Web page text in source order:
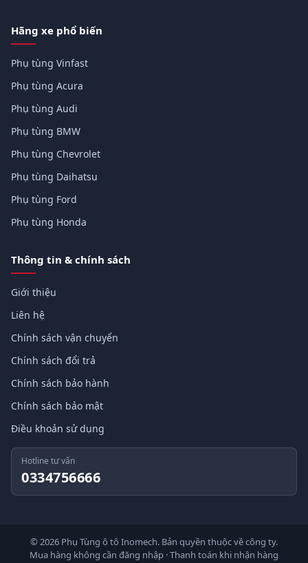
Hãng xe phổ biến
Phụ tùng Vinfast
Phụ tùng Acura
Phụ tùng Audi
Phụ tùng BMW
Phụ tùng Chevrolet
Phụ tùng Daihatsu
Phụ tùng Ford
Phụ tùng Honda
Thông tin & chính sách
Giới thiệu
Liên hệ
Chính sách vận chuyển
Chính sách đổi trả
Chính sách bảo hành
Chính sách bảo mật
Điều khoản sử dụng
Hotline tư vấn
0334756666
© 2026 Phụ Tùng ô tô Inomech. Bản quyền thuộc về công ty.
Mua hàng không cần đăng nhập · Thanh toán khi nhận hàng